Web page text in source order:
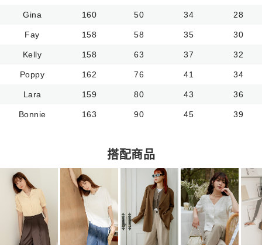
Gina 160 50 34 28
Fay 158 58 35 30
Kelly 158 63 37 32
Poppy 162 76 41 34
Lara 159 80 43 36
Bonnie 163 90 45 39
搭配商品